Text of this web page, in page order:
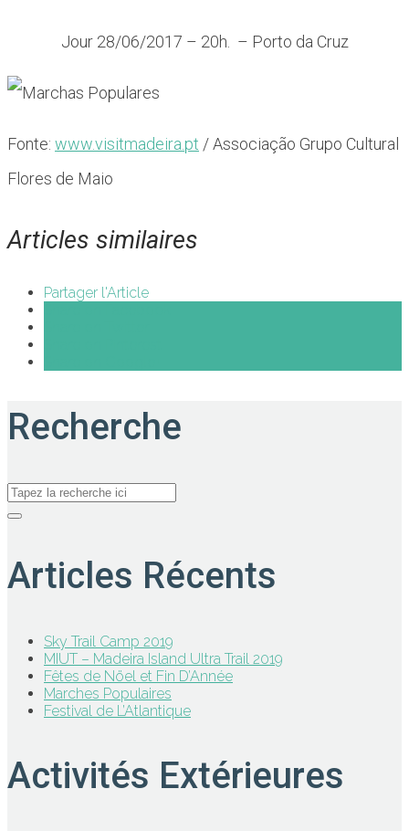
Jour 28/06/2017 – 20h. – Porto da Cruz
Fonte: www.visitmadeira.pt / Associação Grupo Cultural
Flores de Maio
Articles similaires
Partager l'Article
Recherche
Articles Récents
Sky Trail Camp 2019
MIUT – Madeira Island Ultra Trail 2019
Fêtes de Nöel et Fin D’Année
Marches Populaires
Festival de L’Atlantique
Activités Extérieures